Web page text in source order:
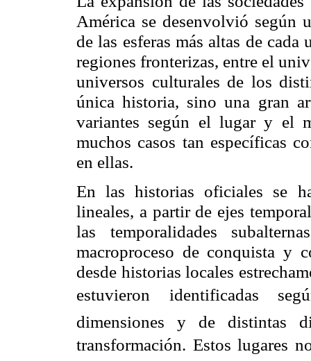
América se desenvolvió según
de las esferas más altas de
regiones fronterizas, entre el
universos culturales de los
única historia, sino una gran
variantes según el lugar y el
muchos casos tan específicas
en ellas.
En las historias oficiales se
lineales, a partir de ejes
las temporalidades
macroproceso de conquista y
desde historias locales
estuvieron identificadas
dimensiones y de distintas
transformación. Estos